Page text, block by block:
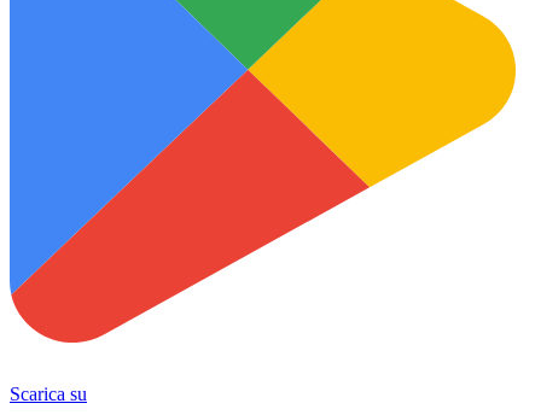
Scarica su